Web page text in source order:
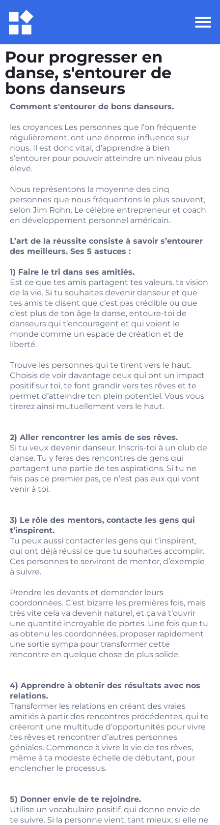
Pour progresser en
danse, s'entourer de
bons danseurs
Comment s'entourer de bons danseurs.
les croyances Les personnes que l’on fréquente
régulièrement, ont une énorme influence sur
nous. Il est donc vital, d’apprendre à bien
s’entourer pour pouvoir atteindre un niveau plus
élevé.
Nous représentons la moyenne des cinq
personnes que nous fréquentons le plus souvent,
selon Jim Rohn. Le célèbre entrepreneur et coach
en développement personnel américain.
L’art de la réussite consiste à savoir s’entourer
des meilleurs. Ses 5 astuces :
1) Faire le tri dans ses amitiés.
Est ce que tes amis partagent tes valeurs, ta vision
de la vie. Si tu souhaites devenir danseur et que
tes amis te disent que c’est pas crédible ou que
c’est plus de ton âge la danse, entoure-toi de
danseurs qui t’encouragent et qui voient le
monde comme un espace de création et de
liberté.
Trouve les personnes qui te tirent vers le haut.
Choisis de voir davantage ceux qui ont un impact
positif sur toi, te font grandir vers tes rêves et te
permet d’atteindre ton plein potentiel. Vous vous
tirerez ainsi mutuellement vers le haut.
2) Aller rencontrer les amis de ses rêves.
Si tu veux devenir danseur. Inscris-toi à un club de
danse. Tu y feras des rencontres de gens qui
partagent une partie de tes aspirations. Si tu ne
fais pas ce premier pas, ce n’est pas eux qui vont
venir à toi.
3) Le rôle des mentors, contacte les gens qui
t’inspirent.
Tu peux aussi contacter les gens qui t’inspirent,
qui ont déjà réussi ce que tu souhaites accomplir.
Ces personnes te serviront de mentor, d’exemple
à suivre.
Prendre les devants et demander leurs
coordonnées. C’est bizarre les premières fois, mais
très vite cela va devenir naturel, et ça va t’ouvrir
une quantité incroyable de portes. Une fois que tu
as obtenu les coordonnées, proposer rapidement
une sortie sympa pour transformer cette
rencontre en quelque chose de plus solide.
4) Apprendre à obtenir des résultats avec nos
relations.
Transformer les relations en créant des vraies
amitiés à partir des rencontres précédentes, qui te
créeront une multitude d’opportunités pour vivre
tes rêves et rencontrer d’autres personnes
géniales. Commence à vivre la vie de tes rêves,
même à ta modeste échelle de débutant, pour
enclencher le processus.
5) Donner envie de te rejoindre.
Utilise un vocabulaire positif, qui donne envie de
te suivre. Si la personne vient, tant mieux, si elle ne